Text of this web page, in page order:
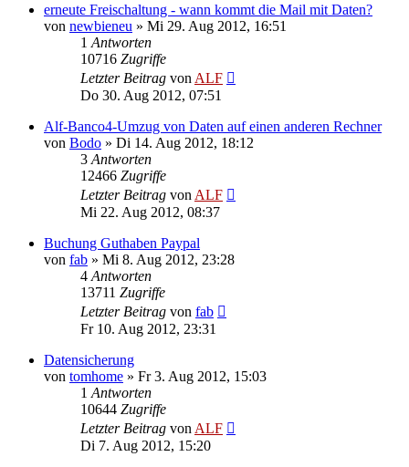
erneute Freischaltung - wann kommt die Mail mit Daten?
von newbieneu » Mi 29. Aug 2012, 16:51
1 Antworten
10716 Zugriffe
Letzter Beitrag von ALF
Do 30. Aug 2012, 07:51
Alf-Banco4-Umzug von Daten auf einen anderen Rechner
von Bodo » Di 14. Aug 2012, 18:12
3 Antworten
12466 Zugriffe
Letzter Beitrag von ALF
Mi 22. Aug 2012, 08:37
Buchung Guthaben Paypal
von fab » Mi 8. Aug 2012, 23:28
4 Antworten
13711 Zugriffe
Letzter Beitrag von fab
Fr 10. Aug 2012, 23:31
Datensicherung
von tomhome » Fr 3. Aug 2012, 15:03
1 Antworten
10644 Zugriffe
Letzter Beitrag von ALF
Di 7. Aug 2012, 15:20